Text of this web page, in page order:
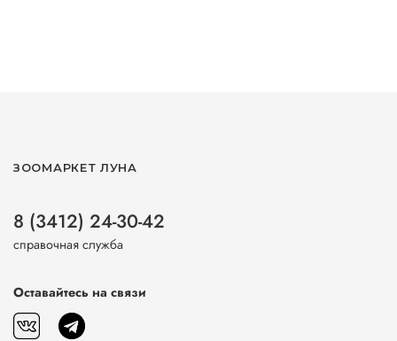
ЗООМАРКЕТ ЛУНА
8 (3412) 24-30-42
справочная служба
Оставайтесь на связи